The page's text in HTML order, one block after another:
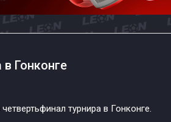
Гонконге
турнира в Гонконге.